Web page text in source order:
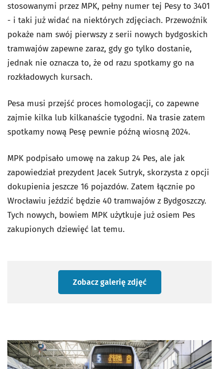
stosowanymi przez MPK, pełny numer tej Pesy to 3401
- i taki już widać na niektórych zdjęciach. Przewoźnik
pokaże nam swój pierwszy z serii nowych bydgoskich
tramwajów zapewne zaraz, gdy go tylko dostanie,
jednak nie oznacza to, że od razu spotkamy go na
rozkładowych kursach.
Pesa musi przejść proces homologacji, co zapewne
zajmie kilka lub kilkanaście tygodni. Na trasie zatem
spotkamy nową Pesę pewnie późną wiosną 2024.
MPK podpisało umowę na zakup 24 Pes, ale jak
zapowiedział prezydent Jacek Sutryk, skorzysta z opcji
dokupienia jeszcze 16 pojazdów. Zatem łącznie po
Wrocławiu jeździć będzie 40 tramwajów z Bydgoszczy.
Tych nowych, bowiem MPK użytkuje już osiem Pes
zakupionych dziewięć lat temu.
Zobacz galerię zdjęć